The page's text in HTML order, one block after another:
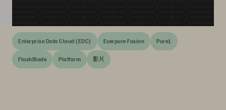
Enterprise Data Cloud (EDC) Everpure Fusion Pure1
FlashBlade Platform 影片